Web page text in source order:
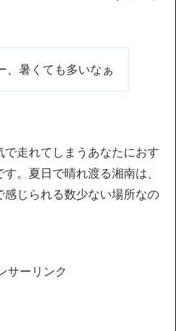
、暑くても多いなぁ
走れてしまうあなたにおす
。夏日で晴れ渡る湘南は、
じられる数少ない場所なの
サーリンク